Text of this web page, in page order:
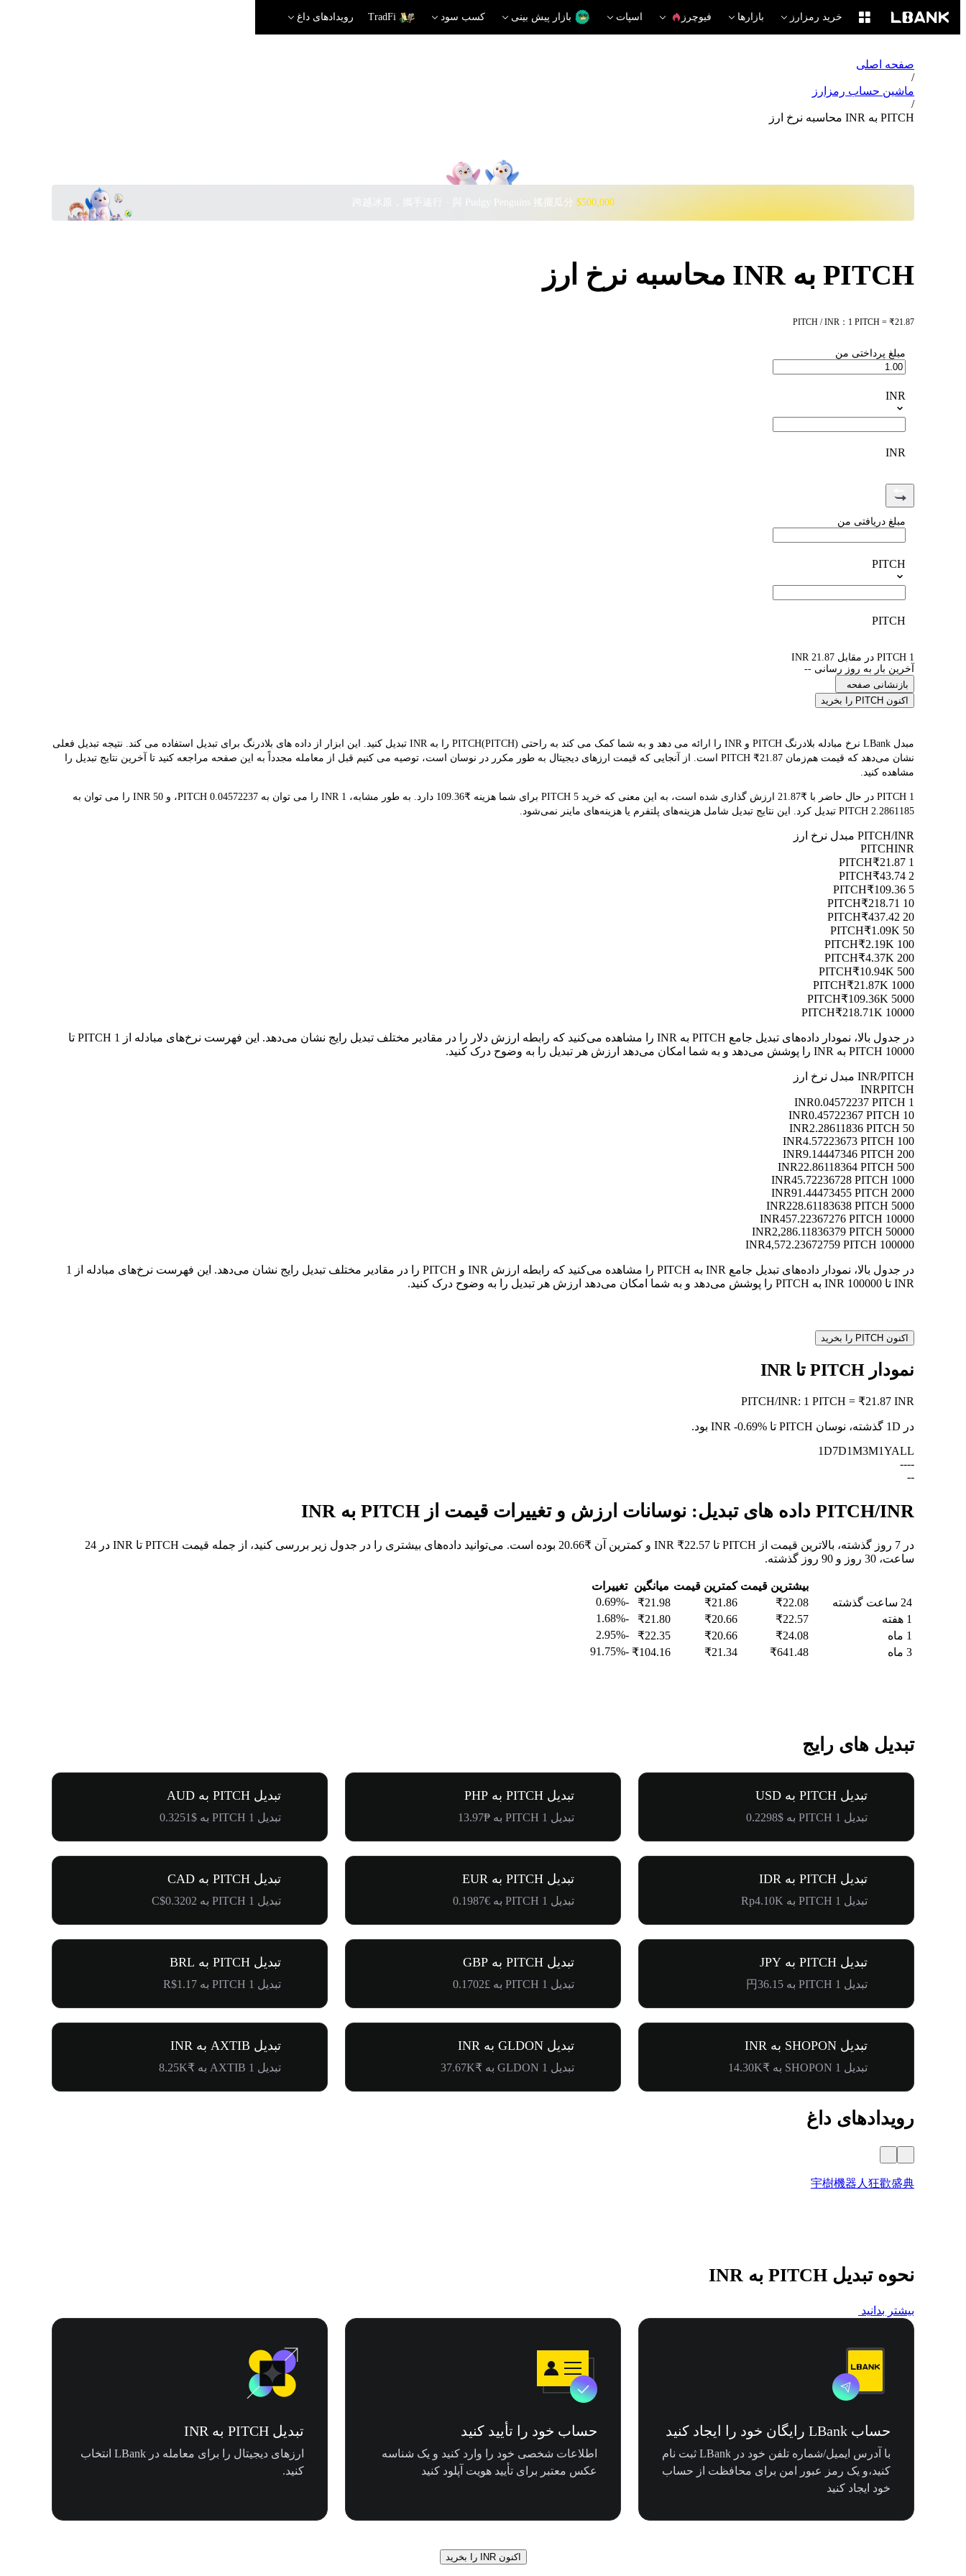
خرید رمزارز بازارها فیوچرز اسپات بازار پیش بینی کسب سود TradFi رویدادهای داغ
صفحه اصلی
/
ماشین حساب رمزارز
/
PITCH به INR محاسبه نرخ ارز
跨越冰原，攜手遠行 · 與 Pudgy Penguins 搖擺瓜分 $500,000
PITCH به INR محاسبه نرخ ارز
PITCH / INR：1 PITCH = ₹21.87
مبلغ پرداختی من
INR
INR
مبلغ دریافتی من
PITCH
PITCH
1 PITCH در مقابل 21.87 INR
آخرین بار به روز رسانی --
بازنشانی صفحه
اکنون PITCH را بخرید
مبدل LBank نرخ مبادله بلادرنگ PITCH و INR را ارائه می دهد و به شما کمک می کند به راحتی PITCH(PITCH) را به INR تبدیل کنید. این ابزار از داده های بلادرنگ برای تبدیل استفاده می کند. نتیجه تبدیل فعلی
نشان می‌دهد که قیمت هم‌زمان PITCH ₹21.87 است. از آنجایی که قیمت ارزهای دیجیتال به طور مکرر در نوسان است، توصیه می کنیم قبل از معامله مجدداً به این صفحه مراجعه کنید تا آخرین نتایج تبدیل را
مشاهده کنید.
1 PITCH در حال حاضر با ₹21.87 ارزش گذاری شده است، به این معنی که خرید 5 PITCH برای شما هزینه ₹109.36 دارد. به طور مشابه، 1 INR را می توان به 0.04572237 PITCH، و 50 INR را می توان به
2.2861185 PITCH تبدیل کرد. این نتایج تبدیل شامل هزینه‌های پلتفرم یا هزینه‌های ماینر نمی‌شود.
PITCH/INR مبدل نرخ ارز
PITCHINR
1 PITCH
₹21.87
2 PITCH
₹43.74
5 PITCH
₹109.36
10 PITCH
₹218.71
20 PITCH
₹437.42
50 PITCH
₹1.09K
100 PITCH
₹2.19K
200 PITCH
₹4.37K
500 PITCH
₹10.94K
1000 PITCH
₹21.87K
5000 PITCH
₹109.36K
10000 PITCH
₹218.71K
در جدول بالا، نمودار داده‌های تبدیل جامع PITCH به INR را مشاهده می‌کنید که رابطه ارزش دلار را در مقادیر مختلف تبدیل رایج نشان می‌دهد. این فهرست نرخ‌های مبادله از 1 PITCH تا
10000 PITCH به INR را پوشش می‌دهد و به شما امکان می‌دهد ارزش هر تبدیل را به وضوح درک کنید.
INR/PITCH مبدل نرخ ارز
INRPITCH
1 INR
0.04572237 PITCH
10 INR
0.45722367 PITCH
50 INR
2.28611836 PITCH
100 INR
4.57223673 PITCH
200 INR
9.14447346 PITCH
500 INR
22.86118364 PITCH
1000 INR
45.72236728 PITCH
2000 INR
91.44473455 PITCH
5000 INR
228.61183638 PITCH
10000 INR
457.22367276 PITCH
50000 INR
2,286.11836379 PITCH
100000 INR
4,572.23672759 PITCH
در جدول بالا، نمودار داده‌های تبدیل جامع INR به PITCH را مشاهده می‌کنید که رابطه ارزش INR و PITCH را در مقادیر مختلف تبدیل رایج نشان می‌دهد. این فهرست نرخ‌های مبادله از 1
INR تا 100000 INR به PITCH را پوشش می‌دهد و به شما امکان می‌دهد ارزش هر تبدیل را به وضوح درک کنید.
اکنون PITCH را بخرید
نمودار PITCH تا INR
PITCH/INR: 1 PITCH = ₹21.87 INR
در 1D گذشته، نوسان PITCH تا INR -0.69%
بود.
1D7D1M3M1YALL
--
--
--
PITCH/INR داده های تبدیل: نوسانات ارزش و تغییرات قیمت از PITCH به INR
در 7 روز گذشته، بالاترین قیمت از PITCH تا INR ₹22.57 و کمترین آن ₹20.66 بوده است. می‌توانید داده‌های بیشتری را در جدول زیر بررسی کنید، از جمله قیمت PITCH تا INR در 24
ساعت، 30 روز و 90 روز گذشته.
بیشترین قیمت کمترین قیمت میانگین تغییرات
24 ساعت گذشته
₹22.08
₹21.86
₹21.98
-0.69%
1 هفته
₹22.57
₹20.66
₹21.80
-1.68%
1 ماه
₹24.08
₹20.66
₹22.35
-2.95%
3 ماه
₹641.48
₹21.34
₹104.16
-91.75%
تبدیل های رایج
تبدیل PITCH به USD
تبدیل 1 PITCH به $0.2298
تبدیل PITCH به PHP
تبدیل 1 PITCH به ₱13.97
تبدیل PITCH به AUD
تبدیل 1 PITCH به $0.3251
تبدیل PITCH به IDR
تبدیل 1 PITCH به Rp4.10K
تبدیل PITCH به EUR
تبدیل 1 PITCH به €0.1987
تبدیل PITCH به CAD
تبدیل 1 PITCH به C$0.3202
تبدیل PITCH به JPY
تبدیل 1 PITCH به 円36.15
تبدیل PITCH به GBP
تبدیل 1 PITCH به £0.1702
تبدیل PITCH به BRL
تبدیل 1 PITCH به R$1.17
تبدیل SHOPON به INR
تبدیل 1 SHOPON به ₹14.30K
تبدیل GLDON به INR
تبدیل 1 GLDON به ₹37.67K
تبدیل AXTIB به INR
تبدیل 1 AXTIB به ₹8.25K
رویدادهای داغ
宇樹機器人狂歡盛典
نحوه تبدیل PITCH به INR
بیشتر بدانید
حساب LBank رایگان خود را ایجاد کنید
با آدرس ایمیل/شماره تلفن خود در LBank ثبت نام
کنید،و یک رمز عبور امن برای محافظت از حساب
خود ایجاد کنید
حساب خود را تأیید کنید
اطلاعات شخصی خود را وارد کنید و یک شناسه
عکس معتبر برای تأیید هویت آپلود کنید
تبدیل PITCH به INR
ارزهای دیجیتال را برای معامله در LBank انتخاب
کنید.
اکنون INR را بخرید